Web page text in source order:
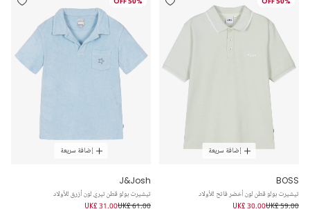
إضافة سريعة
BOSS
تيشيرت بولو قطن لون أخضر فاتح للأولاد
UK£ 59.00
UK£ 30.00
إضافة سريعة
J&Josh
تيشيرت بولو قطن تيري لون أزرق للأولاد
UK£ 61.00
UK£ 31.00